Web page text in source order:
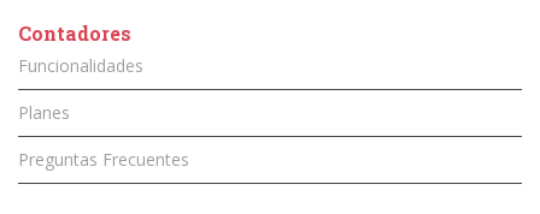
Contadores
Funcionalidades
Planes
Preguntas Frecuentes